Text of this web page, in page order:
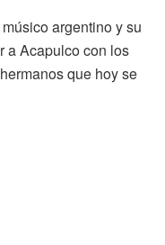
argentino y su
a Acapulco con los
que hoy se